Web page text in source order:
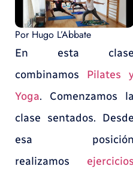
Por Hugo L’Abbate
En esta clase
combinamos Pilates
Yoga. Comenzamos la
clase sentados. Desde
esa posición
realizamos ejercicios